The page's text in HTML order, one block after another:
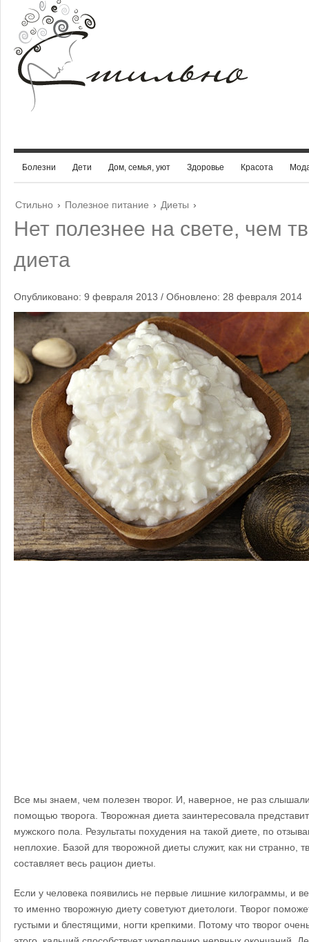
Болезни Дети Дом, семья, уют Здоровье Красота
Стильно › Полезное питание › Диеты ›
Нет полезнее на свете, чем
диета
Опубликовано: 9 февраля 2013 / Обновлено: 28 февраля 2014
Все мы знаем, чем полезен творог. И, наверное, не раз
помощью творога. Творожная диета заинтересовала
мужского пола. Результаты похудения на такой диете, по
неплохие. Базой для творожной диеты служит, как ни странно,
составляет весь рацион диеты.
Если у человека появились не первые лишние килограммы, и
то именно творожную диету советуют диетологи. Творог
густыми и блестящими, ногти крепкими. Потому что творог